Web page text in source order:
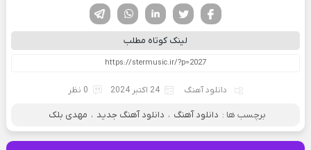
لینکدین تویتر
فیسوک
لینک کوتاه مطلب
دانلود آهنگ 24 اکتبر 2024 0 نظر
برچسب ها : دانلود آهنگ ، دانلود آهنگ جدید ، مهدی بلک